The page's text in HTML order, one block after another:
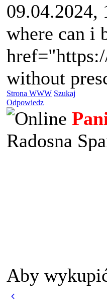
09.04.2024,
where can i
without
Strona WWW Szukaj
Odpowiedz
Radosna
Aby